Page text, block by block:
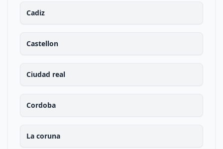
Cadiz
Castellon
Ciudad real
Cordoba
La coruna